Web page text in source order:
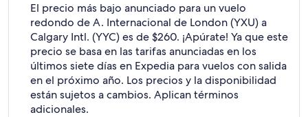
El precio más bajo anunciado para un vuelo
redondo de A. Internacional de London (YXU) a
Calgary Intl. (YYC) es de $260. ¡Apúrate! Ya que este
precio se basa en las tarifas anunciadas en los
últimos siete días en Expedia para vuelos con salida
en el próximo año. Los precios y la disponibilidad
están sujetos a cambios. Aplican términos
adicionales.